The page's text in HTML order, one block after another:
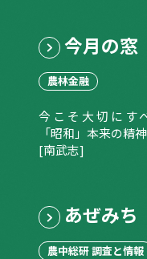
今月の窓
農林金融
今こそ大切にす
「昭和」本来の精神
[南武志]
あぜみち
農中総研 調査と情報